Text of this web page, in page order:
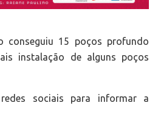
conseguiu 15 poços profundo
instalação de alguns poços
sociais para informar a